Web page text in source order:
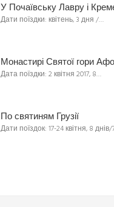
У Почаївську Лавру і
Дати поїздки: квітень, 3 дня /…
Монастирі Святої гори
Дата поїздки: 2 квітня 2017, 8…
По святиням Грузії
Дати поїздок: 17-24 квітня, 8